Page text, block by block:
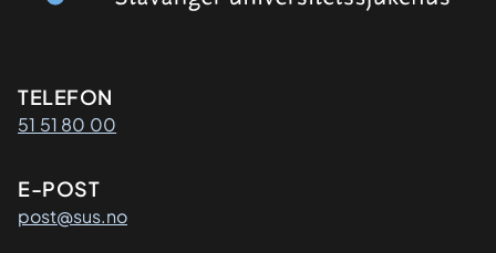
Kontaktinformasjon
TELEFON
51 51 80 00
E-POST
post@sus.no